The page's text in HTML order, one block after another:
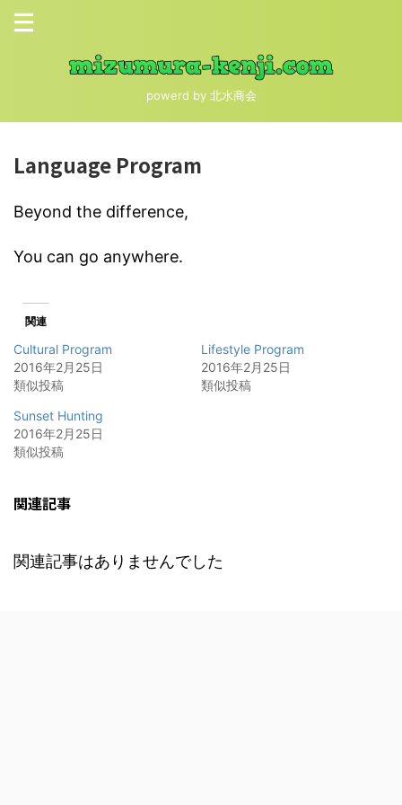
powerd by 北水商会
Language Program
Beyond the difference,
You can go anywhere.
関連
Cultural Program
2016年2月25日
類似投稿
Lifestyle Program
2016年2月25日
類似投稿
Sunset Hunting
2016年2月25日
類似投稿
関連記事
関連記事はありませんでした